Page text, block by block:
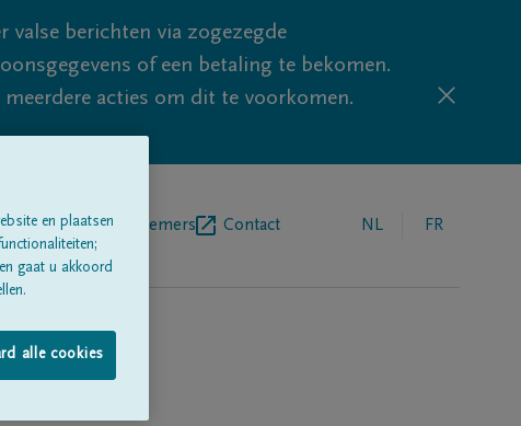
valse berichten via zogezegde
of een betaling te bekomen.
acties om dit te voorkomen.
Begrafenisondernemers Contact NL FR
en plaatsen
gaat u akkoord
alle cookies